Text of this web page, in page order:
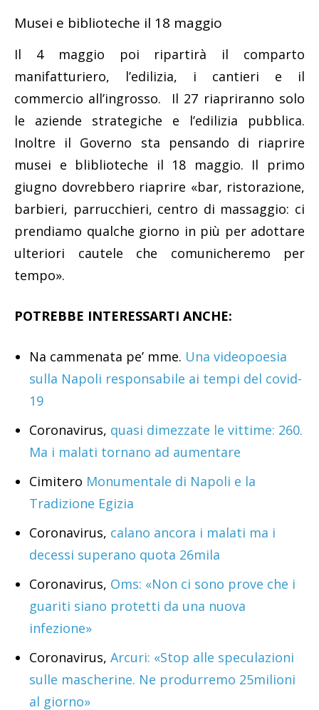
Musei e biblioteche il 18 maggio
Il 4 maggio poi ripartirà il comparto
manifatturiero, l’edilizia, i cantieri e il
commercio all’ingrosso. Il 27 riapriranno solo
le aziende strategiche e l’edilizia pubblica.
Inoltre il Governo sta pensando di riaprire
musei e bliblioteche il 18 maggio. Il primo
giugno dovrebbero riaprire «bar, ristorazione,
barbieri, parrucchieri, centro di massaggio: ci
prendiamo qualche giorno in più per adottare
ulteriori cautele che comunicheremo per
tempo».
POTREBBE INTERESSARTI ANCHE:
Na cammenata pe’ mme. Una videopoesia
sulla Napoli responsabile ai tempi del covid-
19
Coronavirus, quasi dimezzate le vittime: 260.
Ma i malati tornano ad aumentare
Cimitero Monumentale di Napoli e la
Tradizione Egizia
Coronavirus, calano ancora i malati ma i
decessi superano quota 26mila
Coronavirus, Oms: «Non ci sono prove che i
guariti siano protetti da una nuova
infezione»
Coronavirus, Arcuri: «Stop alle speculazioni
sulle mascherine. Ne produrremo 25milioni
al giorno»